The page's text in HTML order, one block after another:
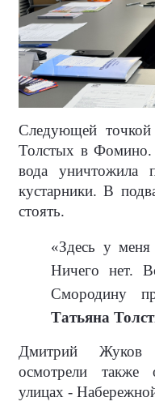
Следующей
Толстых в Фомино.
вода уничтожила
кустарники. В
стоять.
«Здесь у
Ничего нет.
Смородину
Татьяна
Дмитрий
осмотрели также
улицах -